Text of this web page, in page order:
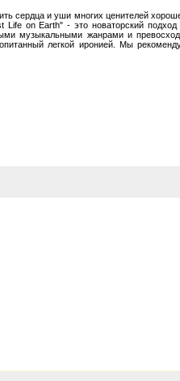
сердца и уши многих ценителей
Life on Earth" - это новаторский
музыкальными жанрами и
легкой иронией. Мы